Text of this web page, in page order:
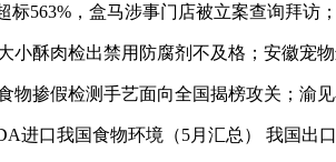
，盒马涉事门店被立案查询拜访；
肉检出禁用防腐剂不及格；安徽宠物
假检测手艺面向全国揭榜攻关；渝见
口我国食物环境（5月汇总） 我国出口